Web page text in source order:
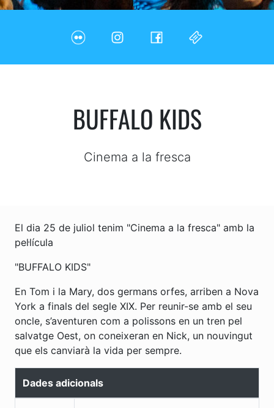
BUFFALO KIDS
Cinema a la fresca
El dia 25 de juliol tenim "Cinema a la fresca" amb la
pel·lícula
"BUFFALO KIDS"
En Tom i la Mary, dos germans orfes, arriben a Nova
York a finals del segle XIX. Per reunir-se amb el seu
oncle, s’aventuren com a polissons en un tren pel
salvatge Oest, on coneixeran en Nick, un nouvingut
que els canviarà la vida per sempre.
Dades adicionals